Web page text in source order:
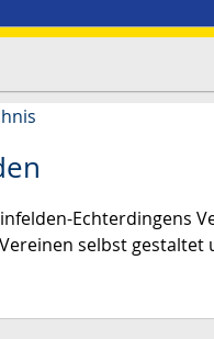
Echterdingens
selbst gestaltet